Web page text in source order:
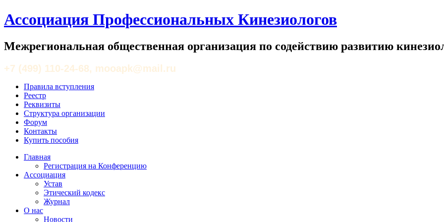
Ассоциация Профессиональных Кинезиологов
Межрегиональная общественная организация по содействию развитию
+7 (499) 110-24-68, mooapk@mail.ru
Правила вступления
Реестр
Реквизиты
Структура организации
Форум
Контакты
Купить пособия
Главная
Регистрация на Конференцию
Ассоциация
Устав
Этический кодекс
Журнал
О нас
Новости